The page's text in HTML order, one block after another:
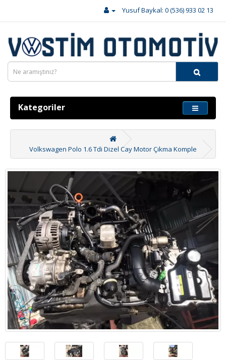
Yusuf Baykal: 0 (536) 933 02 13
Kategoriler
Volkswagen Polo 1.6 Tdi Dizel Cay Motor Çıkma Komple